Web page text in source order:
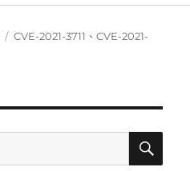
標
CVE-2021-3711 、CVE-2021-
搜